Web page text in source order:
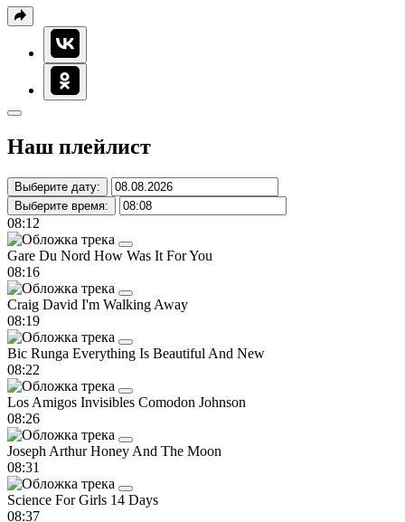
Наш плейлист
Выберите дату:
Выберите время:
08:12
Gare Du Nord How Was It For You
08:16
Craig David I'm Walking Away
08:19
Bic Runga Everything Is Beautiful And New
08:22
Los Amigos Invisibles Comodon Johnson
08:26
Joseph ArthurHoney And The Moon
08:31
Science For Girls 14 Days
08:37